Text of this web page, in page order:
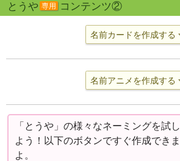
とうや 専用 コンテンツ②
名前カードを作成する
名前アニメを作成する
「とうや」の様々なネーミングを試
よう！以下のボタンですぐ作成でき
よ。